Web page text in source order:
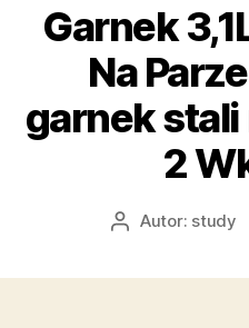
Garnek
Na
garnek
2
AutorAutor: study